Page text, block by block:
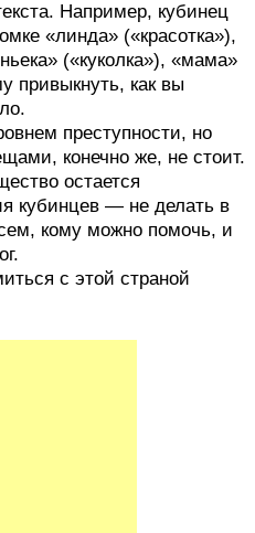
Например, кубинец
«линда» («красотка»),
(«куколка»), «мама»
привыкнуть, как вы
преступности, но
конечно же, не стоит.
остается
кубинцев — не делать в
кому можно помочь, и
с этой страной